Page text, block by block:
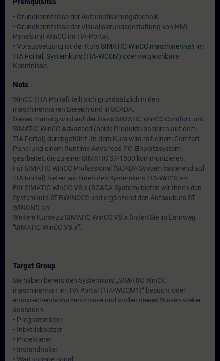
Prerequisites
• Grundkenntnisse der Automatisierungstechnik
• Grundkenntnisse der Visualisierungsgestaltung von HMI-
Panels mit WinCC im TIA-Portal.
• Voraussetzung ist der Kurs SIMATIC WinCC maschinennah im
TIA Portal, Systemkurs (TIA-WCCM) oder vergleichbare
Kenntnisse.
Note
WinCC (TIA Portal) teilt sich grundsätzlich in den
maschinennahen Bereich und in SCADA.
Dieses Training wird auf der Basis SIMATIC WinCC Comfort und
SIMATIC WinCC Advanced (beide Produkte basieren auf dem
TIA Portal) durchgeführt. In dem Kurs wird mit einem Comfort
Panel und einem Runtime Advanced PC-Einplatzsystem
gearbeitet, die zu einer SIMATIC S7-1500 kommunizieren.
Für SIMATIC WinCC Professional (SCADA System basierend auf
TIA Portal) bieten wir Ihnen den Systemkurs TIA-WCCS an.
Für SIMATIC WinCC V8.x (SCADA System) bieten wir Ihnen den
Systemkurs ST-BWINCCS und ergänzend den Aufbaukurs ST-
WINOND an.
Weitere Kurse zu SIMATIC WinCC V8.x finden Sie im Lernweg
"SIMATIC WinCC V8.x".
Target Group
Sie haben bereits den Systemkurs „SIMATIC WinCC
maschinennah im TIA Portal (TIA-WCCM1)“ besucht oder
entsprechende Vorkenntnisse und wollen dieses Wissen weiter
ausbauen.
• Programmierer
• Inbetriebsetzer
• Projektierer
• Instandhalter
• Wartungspersonal